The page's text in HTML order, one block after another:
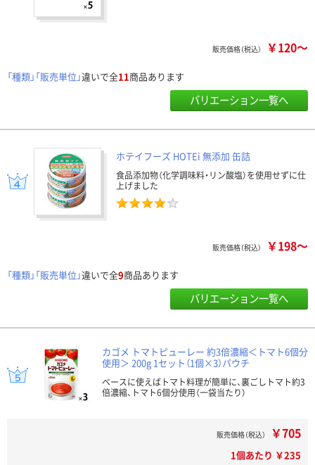
販売価格（税込） ￥120～
「種類」「販売単位」違いで全11商品あります
バリエーション一覧へ
ホテイフーズ HOTEi 無添加 缶詰
食品添加物（化学調味料・リン酸塩）を使用せずに仕
上げました
販売価格（税込） ￥198～
「種類」「販売単位」違いで全9商品あります
バリエーション一覧へ
カゴメ トマトピューレー 約3倍濃縮＜トマト6個分
使用＞ 200g 1セット（1個×3）パウチ
ベースに使えばトマト料理が簡単に、裏ごしトマト約3
倍濃縮、トマト6個分使用（一袋当たり）
販売価格（税込） ￥705
1個あたり ￥235